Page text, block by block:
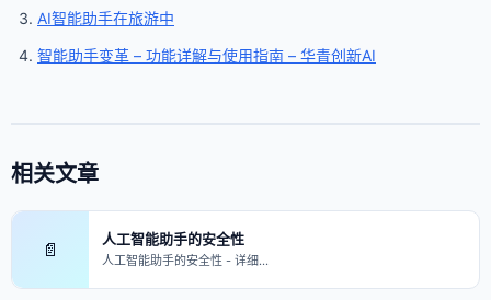
AI智能助手在旅游中
智能助手变革 – 功能详解与使用指南 – 华青创新AI
相关文章
📄 人工智能助手的安全性
人工智能助手的安全性 - 详细…